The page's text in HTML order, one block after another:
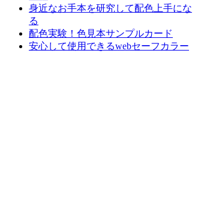
身近なお手本を研究して配色上手にな
る
配色実験！色見本サンプルカード
安心して使用できるwebセーフカラー